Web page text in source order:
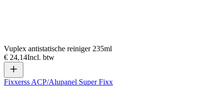
Vuplex antistatische reiniger 235ml
€ 24,14Incl. btw
Fixxerss ACP/Alupanel Super Fixx